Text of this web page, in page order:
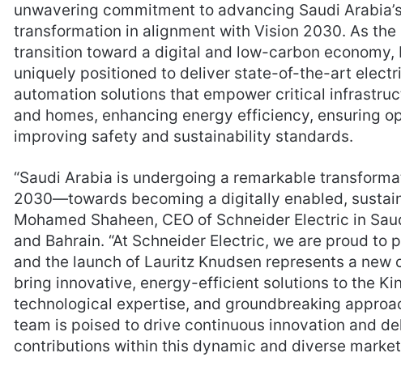
unwavering commitment to advancing Saudi
transformation in alignment with Vision 2030. As
transition toward a digital and low-carbon economy,
uniquely positioned to deliver state-of-the-art
automation solutions that empower critical
and homes, enhancing energy efficiency, ensuring
improving safety and sustainability standards.
“Saudi Arabia is undergoing a remarkable
2030—towards becoming a digitally enabled,
Mohamed Shaheen, CEO of Schneider Electric in
and Bahrain. “At Schneider Electric, we are proud to
and the launch of Lauritz Knudsen represents a new
bring innovative, energy-efficient solutions to the
technological expertise, and groundbreaking
team is poised to drive continuous innovation and
contributions within this dynamic and diverse